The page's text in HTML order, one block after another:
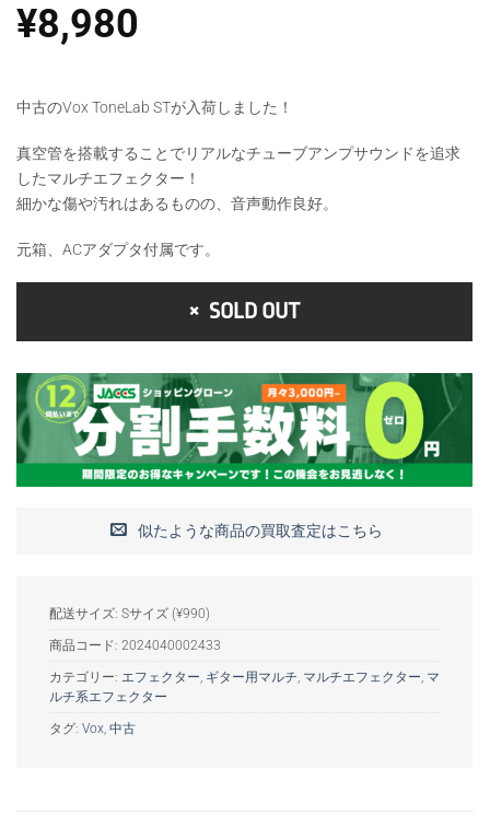
¥8,980
中古のVox ToneLab STが入荷しました！
真空管を搭載することでリアルなチューブアンプサウンドを追求
したマルチエフェクター！
細かな傷や汚れはあるものの、音声動作良好。
元箱、ACアダプタ付属です。
SOLD OUT
似たような商品の買取査定はこちら
配送サイズ: Sサイズ (¥990)
商品コード: 2024040002433
カテゴリー: エフェクター, ギター用マルチ, マルチエフェクター, マ
ルチ系エフェクター
タグ: Vox, 中古